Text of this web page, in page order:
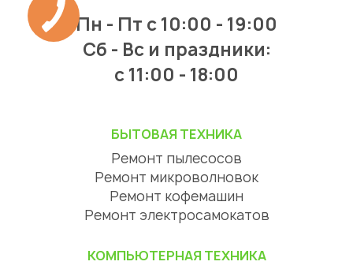
Пн - Пт с 10:00 - 19:00
Сб - Вс и праздники:
c 11:00 - 18:00
БЫТОВАЯ ТЕХНИКА
Ремонт пылесосов
Ремонт микроволновок
Ремонт кофемашин
Ремонт электросамокатов
КОМПЬЮТЕРНАЯ ТЕХНИКА